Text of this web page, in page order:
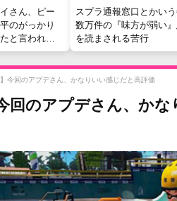
さん、ピー
のがっかり
と言われて
スプラ通報窓口とかいう
数万件の『味方が弱い
を読まされる苦行
】今回のアプデさん、かなりいい感じだと高評価
回のアプデさん、か